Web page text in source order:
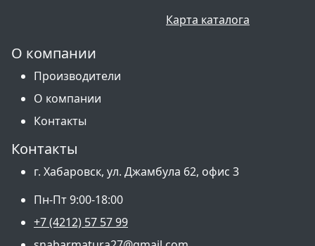
Карта каталога
О компании
Производители
О компании
Контакты
Контакты
г. Хабаровск, ул. Джамбула 62, офис 3
Пн-Пт 9:00-18:00
+7 (4212) 57 57 99